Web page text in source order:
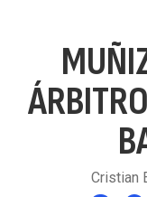
Cristian